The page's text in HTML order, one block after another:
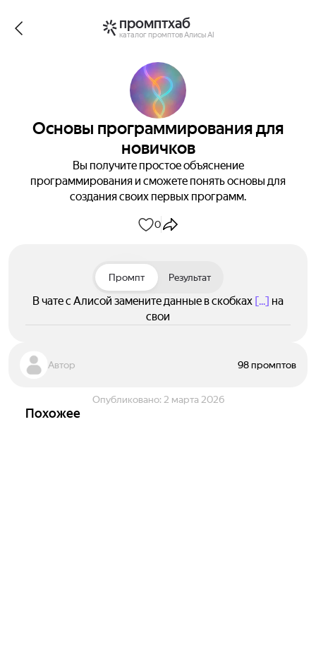
промптхаб
каталог промптов Алисы AI
Основы программирования для
новичков
Вы получите простое объяснение
программирования и сможете понять основы для
создания своих первых программ.
0
Промпт Результат
В чате с Алисой замените данные в скобках [...] на
свои
Автор 98 промптов
Опубликовано: 2 марта 2026
Похожее